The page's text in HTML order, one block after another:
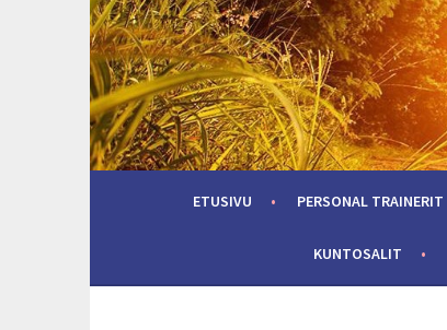
Skip
to
content
ETUSIVU PERSONAL TRAINERIT
KUNTOSALIT